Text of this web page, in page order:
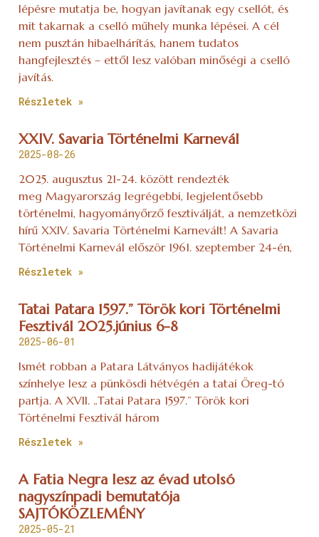
lépésre mutatja be, hogyan javítanak egy csellót, és
mit takarnak a cselló műhely munka lépései. A cél
nem pusztán hibaelhárítás, hanem tudatos
hangfejlesztés – ettől lesz valóban minőségi a cselló
javítás.
Részletek »
XXIV. Savaria Történelmi Karnevál
2025-08-26
2025. augusztus 21-24. között rendezték
meg Magyarország legrégebbi, legjelentősebb
történelmi, hagyományőrző fesztiválját, a nemzetközi
hírű XXIV. Savaria Történelmi Karnevált! A Savaria
Történelmi Karnevál először 1961. szeptember 24-én,
Részletek »
Tatai Patara 1597.” Török kori Történelmi
Fesztivál 2025.június 6-8
2025-06-01
Ismét robban a Patara Látványos hadijátékok
színhelye lesz a pünkösdi hétvégén a tatai Öreg-tó
partja. A XVII. „Tatai Patara 1597.” Török kori
Történelmi Fesztivál három
Részletek »
A Fatia Negra lesz az évad utolsó
nagyszínpadi bemutatója
SAJTÓKÖZLEMÉNY
2025-05-21